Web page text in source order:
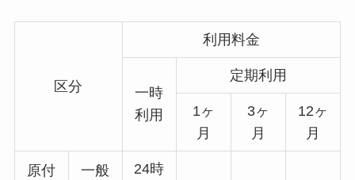
区分
利用料金
一時
利用
定期利用
1ヶ
月
3ヶ
月
12ヶ
月
原付 一般
24時